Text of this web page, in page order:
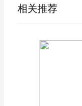
相关推荐